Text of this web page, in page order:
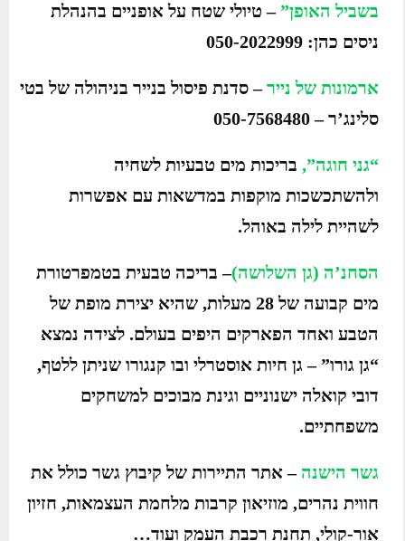
בשביל האופן”– טיולי שטח על אופניים בהנהלת
ניסים כהן: 050-2022999
ארמונות של נייר– סדנת פיסול בנייר בניהולה של בטי
סלינג’ר – 050-7568480
“גני חוגה”, בריכות מים טבעיות לשחיה
ולהשתכשכות מוקפות במדשאות עם אפשרות
לשהיית לילה באוהל.
הסחנ’ה (גן השלושה)– בריכה טבעית בטמפרטורת
מים קבועה של 28 מעלות, שהיא יצירת מופת של
הטבע ואחד הפארקים היפים בעולם. לצידה נמצא
“גן גורו” – גן חיות אוסטרלי ובו קנגורו שניתן ללטף,
דובי קואלה ישנוניים וגינת מבוכים למשחקים
משפחתיים.
גשר הישנה – אתר התיירות של קיבוץ גשר כולל את
חווית נהרים, מוזיאון קרבות מלחמת העצמאות, חזיון
אור-קולי, תחנת רכבת העמק ועוד…